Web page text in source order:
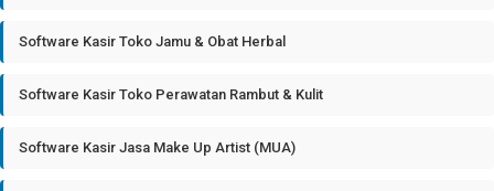
Software Kasir Toko Jamu & Obat Herbal
Software Kasir Toko Perawatan Rambut & Kulit
Software Kasir Jasa Make Up Artist (MUA)